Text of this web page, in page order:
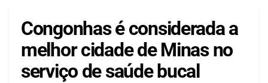
Congonhas é considerada a
melhor cidade de Minas no
serviço de saúde bucal